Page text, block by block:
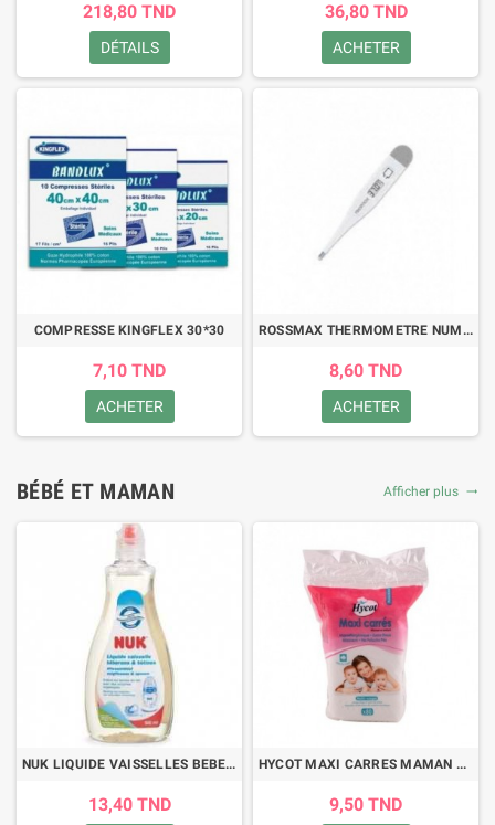
218,80 TND
DÉTAILS
36,80 TND
ACHETER
COMPRESSE KINGFLEX 30*30
7,10 TND
ACHETER
ROSSMAX THERMOMETRE NUMERIQUE RIGIDE TG100
8,60 TND
ACHETER
BÉBÉ ET MAMAN Afficher plus trending_flat
NUK LIQUIDE VAISSELLES BEBE 500ML
13,40 TND
HYCOT MAXI CARRES MAMAN ET ENFANTS 80 PIECES
9,50 TND